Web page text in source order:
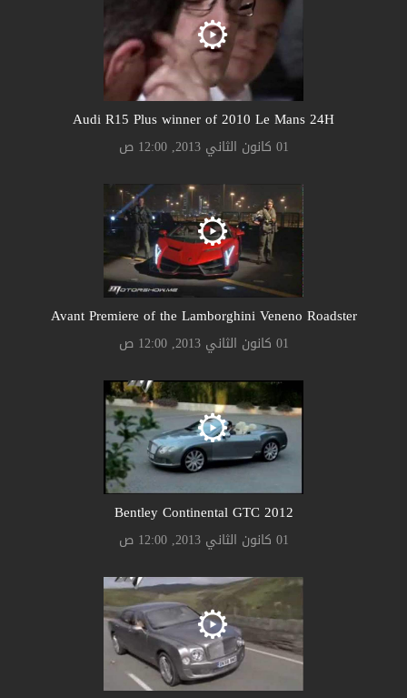
Audi R15 Plus winner of 2010 Le Mans 24H
01 كانون الثاني 2013, 12:00 ص
Avant Premiere of the Lamborghini Veneno Roadster
01 كانون الثاني 2013, 12:00 ص
Bentley Continental GTC 2012
01 كانون الثاني 2013, 12:00 ص